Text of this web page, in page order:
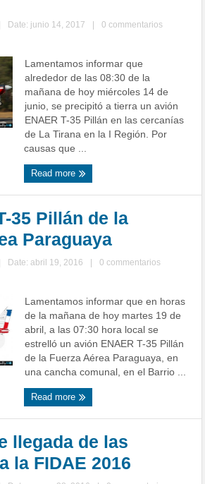
Date: junio 14, 2017
0 commentarios
Lamentamos informar que
alrededor de las 08:30 de la
mañana de hoy miércoles 14 de
junio, se precipitó a tierra un avión
ENAER T-35 Pillán en las cercanías
de La Tirana en la I Región. Por
causas que ...
Read more
35 Pillán de la
Paraguaya
Date: abril 19, 2016
0 commentarios
Lamentamos informar que en horas
de la mañana de hoy martes 19 de
abril, a las 07:30 hora local se
estrelló un avión ENAER T-35 Pillán
de la Fuerza Aérea Paraguaya, en
una cancha comunal, en el Barrio ...
Read more
llegada de las
la FIDAE 2016